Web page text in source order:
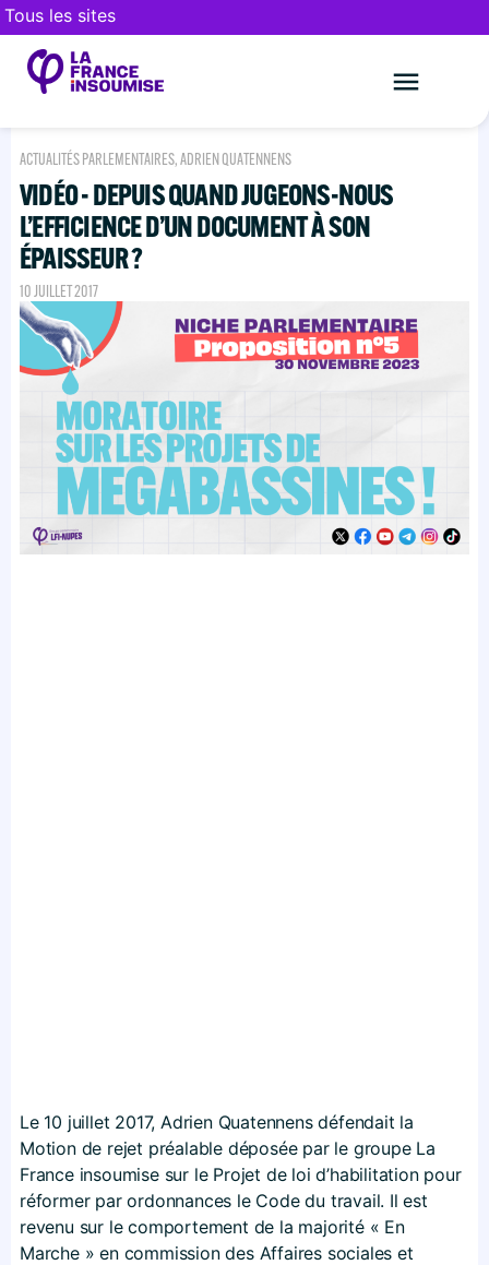
Tous les sites
ACTUALITÉS PARLEMENTAIRES,ADRIEN QUATENNENS
VIDÉO - DEPUIS QUAND JUGEONS-NOUS
L’EFFICIENCE D’UN DOCUMENT À SON
ÉPAISSEUR ?
10 JUILLET 2017
Le 10 juillet 2017, Adrien Quatennens défendait la
Motion de rejet préalable déposée par le groupe La
France insoumise sur le Projet de loi d’habilitation pour
réformer par ordonnances le Code du travail. Il est
revenu sur le comportement de la majorité « En
Marche » en commission des Affaires sociales et